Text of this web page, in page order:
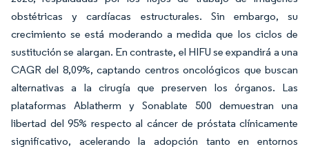
obstétricas y cardíacas estructurales. Sin embargo, su
crecimiento se está moderando a medida que los ciclos de
sustitución se alargan. En contraste, el HIFU se expandirá a una
CAGR del 8,09%, captando centros oncológicos que buscan
alternativas a la cirugía que preserven los órganos. Las
plataformas Ablatherm y Sonablate 500 demuestran una
libertad del 95% respecto al cáncer de próstata clínicamente
significativo, acelerando la adopción tanto en entornos